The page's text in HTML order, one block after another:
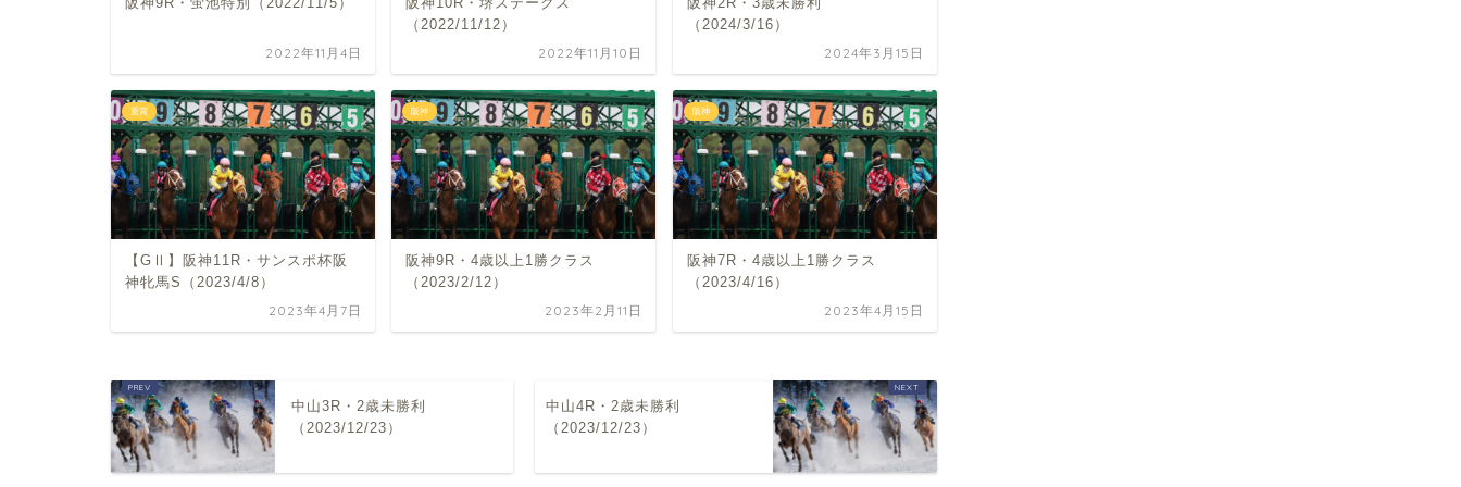
2022年11月4日
（2022/11/12）
2022年11月10日
（2024/3/16）
2024年3月15日
重賞
【GⅡ】阪神11R・サンスポ杯阪
神牝馬S（2023/4/8）
2023年4月7日
阪神
阪神9R・4歳以上1勝クラス
（2023/2/12）
2023年2月11日
阪神
阪神7R・4歳以上1勝クラス
（2023/4/16）
2023年4月15日
中山3R・2歳未勝利
（2023/12/23）
中山4R・2歳未勝利
（2023/12/23）